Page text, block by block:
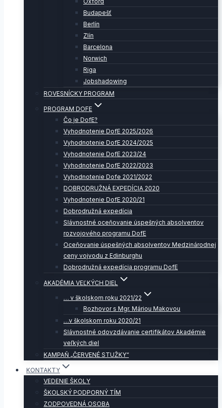
Budapešť
Berlín
Zlín
Barcelona
Norwich
Riga
Jobshadowing
ROVESNÍCKY PROGRAM
PROGRAM DOFE
Čo je DofE?
Vyhodnotenie DofE 2025/2026
Vyhodnotenie DofE 2024/2025
Vyhodnotenie DofE 2023/24
Vyhodnotenie DofE 2022/2023
Vyhodnotenie Dofe 2021/2022
DOBRODRUŽNÁ EXPEDÍCIA 2020
Vyhodnotenie DofE 2020/21
Dobrodružná expedícia
Slávnostné oceňovanie úspešných absolventov
rozvojového programu DofE
Oceňovanie úspešných absolventov Medzinárodnej
ceny vojvodu z Edinburghu
Dobrodružná expedícia programu DofE
AKADÉMIA VEĽKÝCH DIEL
… v školskom roku 2021/22
Rozhovor s Mgr. Máriou Makovou
…v školskom roku 2020/21
Slávnostné odovzdávanie certifikátov Akadémie
veľkých diel
KAMPAŇ „ČERVENÉ STUŽKY“
KONTAKTY
VEDENIE ŠKOLY
ŠKOLSKÝ PODPORNÝ TÍM
ZODPOVEDNÁ OSOBA